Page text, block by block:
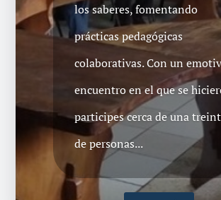
los saberes, fomentando
prácticas pedagógicas
colaborativas. Con un
encuentro en el que se
participes cerca de una
de personas...